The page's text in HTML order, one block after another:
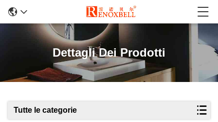
Dettagli Dei Prodotti
Tutte le categorie